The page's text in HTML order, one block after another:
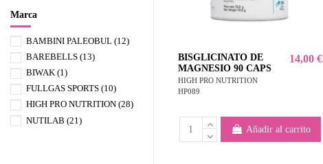
BISGLICINATO DE
MAGNESIO 90 CAPS
HIGH PRO NUTRITION
HP089
14,00 €
Añadir al carrito
Marca
BAMBINI PALEOBUL (12)
BAREBELLS (13)
BIWAK (1)
FULLGAS SPORTS (10)
HIGH PRO NUTRITION (28)
NUTILAB (21)